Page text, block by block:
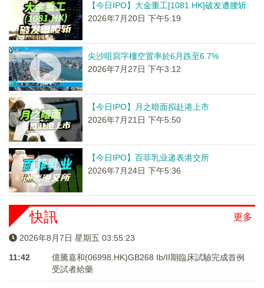
【今日IPO】大金重工[1081.HK]破发遭腰斩
2026年7月20日 下午5:19
尖沙咀寫字樓空置率於6月跌至6.7%
2026年7月27日 下午3:12
【今日IPO】月之暗面拟赴港上市
2026年7月21日 下午5:50
【今日IPO】百菲乳业递表港交所
2026年7月24日 下午5:36
更多
快訊
2026年8月7日 星期五 03:55:23
11:42
億騰嘉和(06998.HK)GB268 Ib/II期臨床試驗完成首例
受試者給藥